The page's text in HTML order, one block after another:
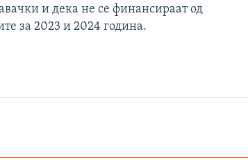
и дека не се финансираат од
за 2023 и 2024 година.